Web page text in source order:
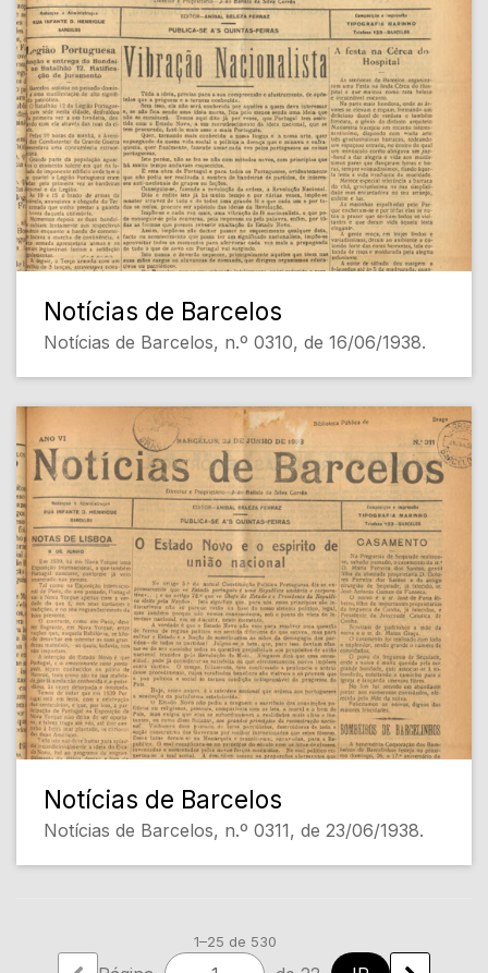
Notícias de Barcelos
Notícias de Barcelos, n.º 0310, de 16/06/1938.
Notícias de Barcelos
Notícias de Barcelos, n.º 0311, de 23/06/1938.
1–25 de 530